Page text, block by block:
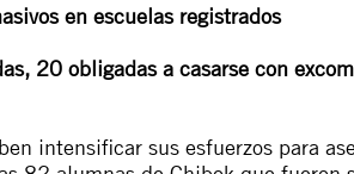
en escuelas registrados
20 obligadas a casarse con
intensificar sus esfuerzos para